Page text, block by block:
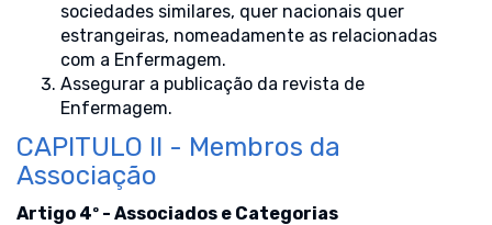
sociedades similares, quer nacionais quer
estrangeiras, nomeadamente as relacionadas
com a Enfermagem.
Assegurar a publicação da revista de
Enfermagem.
CAPITULO II - Membros da
Associação
Artigo 4º - Associados e Categorias